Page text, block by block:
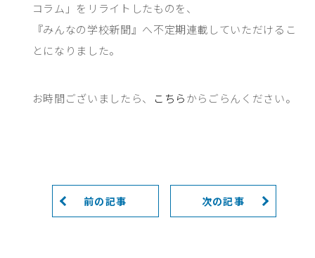
コラム」をリライトしたものを、
『みんなの学校新聞』へ不定期連載していただけるこ
とになりました。
お時間ございましたら、 こちらからごらんください。
前の記事 次の記事